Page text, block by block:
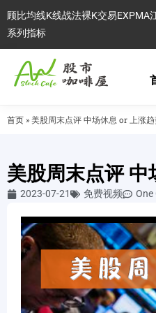
顾比均线K线战法裸K交易EXPMA
系列指标
首页 » 美股周末点评 中场休息 or 上涨
美股周末点评
2023-07-21 免费视频 One